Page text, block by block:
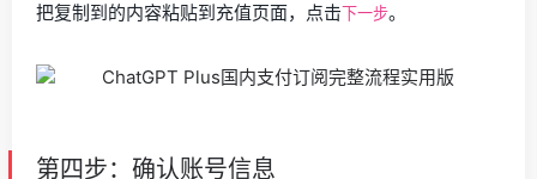
把复制到的内容粘贴到充值页面，点击 下一步。
第四步：确认账号信息